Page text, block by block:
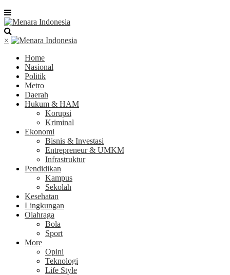
×
Home
Nasional
Politik
Metro
Daerah
Hukum & HAM
Korupsi
Kriminal
Ekonomi
Bisnis & Investasi
Entrepreneur & UMKM
Infrastruktur
Pendidikan
Kampus
Sekolah
Kesehatan
Lingkungan
Olahraga
Bola
Sport
More
Opini
Teknologi
Life Style